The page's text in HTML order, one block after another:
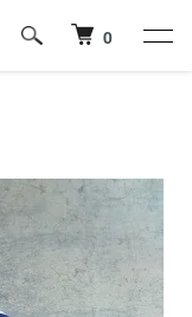
0